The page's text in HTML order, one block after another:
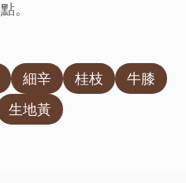
。
細辛 桂枝
牛膝
生地黃